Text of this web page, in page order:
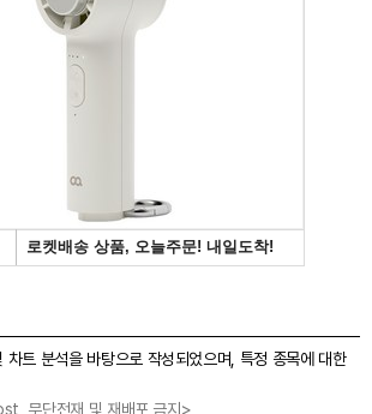
차트 분석을 바탕으로 작성되었으며, 특정 종목에 대한
무단전재 및 재배포 금지>